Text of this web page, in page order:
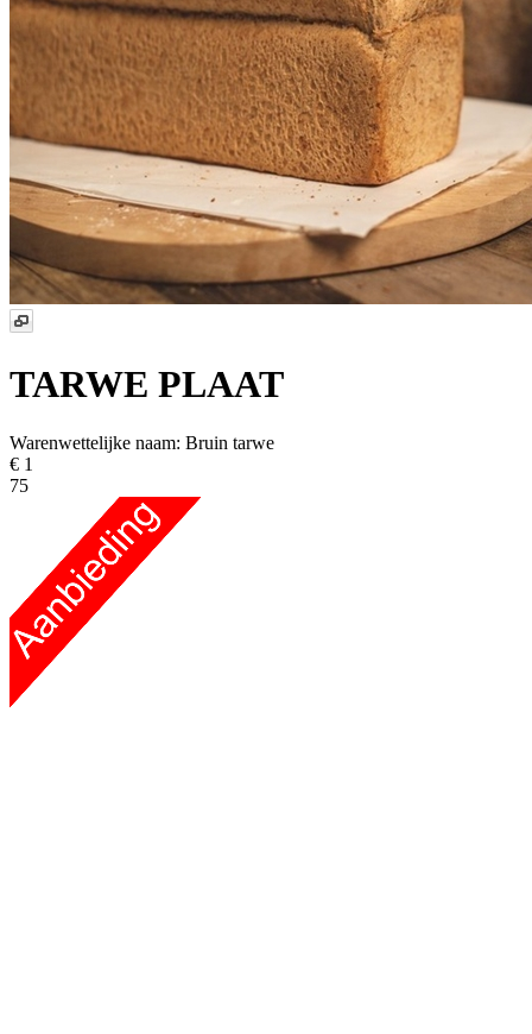
TARWE PLAAT
Warenwettelijke naam: Bruin tarwe
€ 1
75